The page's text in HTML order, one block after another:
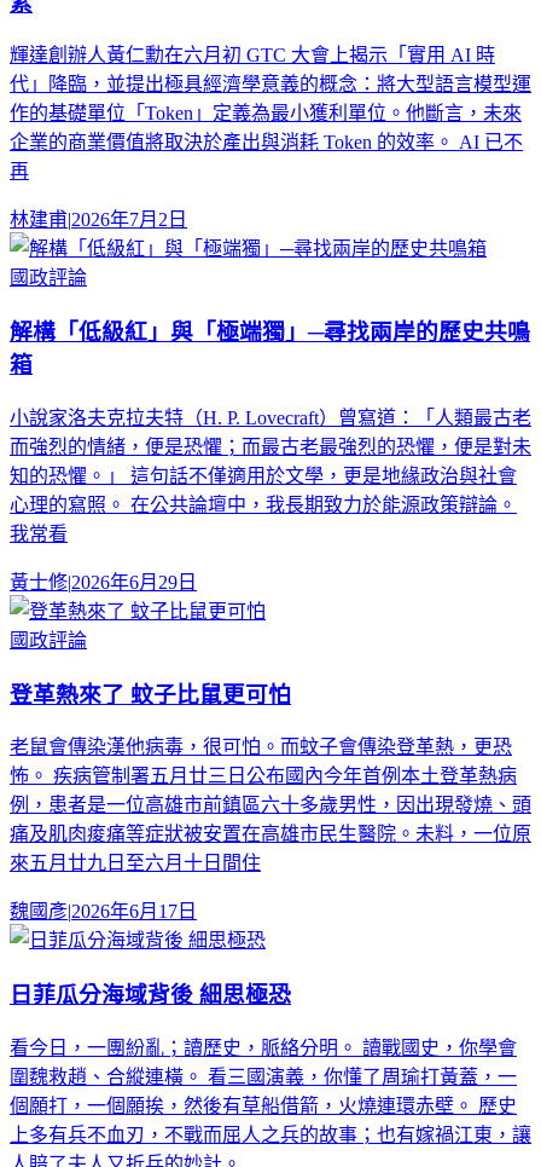
輝達創辦人黃仁勳在六月初 GTC 大會上揭示「實用 AI 時
代」降臨，並提出極具經濟學意義的概念：將大型語言模型運
作的基礎單位「Token」定義為最小獲利單位。他斷言，未來
企業的商業價值將取決於產出與消耗 Token 的效率。 AI 已不
再
林建甫|2026年7月2日
國政評論
解構「低級紅」與「極端獨」─尋找兩岸的歷史共鳴
箱
小說家洛夫克拉夫特（H. P. Lovecraft）曾寫道：「人類最古老
而強烈的情緒，便是恐懼；而最古老最強烈的恐懼，便是對未
知的恐懼。」 這句話不僅適用於文學，更是地緣政治與社會
心理的寫照。 在公共論壇中，我長期致力於能源政策辯論。
我常看
黃士修|2026年6月29日
國政評論
登革熱來了 蚊子比鼠更可怕
老鼠會傳染漢他病毒，很可怕。而蚊子會傳染登革熱，更恐
怖。 疾病管制署五月廿三日公布國內今年首例本土登革熱病
例，患者是一位高雄市前鎮區六十多歲男性，因出現發燒、頭
痛及肌肉痠痛等症狀被安置在高雄市民生醫院。未料，一位原
來五月廿九日至六月十日間住
魏國彥|2026年6月17日
日菲瓜分海域背後 細思極恐
看今日，一團紛亂；讀歷史，脈絡分明。 讀戰國史，你學會
圍魏救趙、合縱連橫。 看三國演義，你懂了周瑜打黃蓋，一
個願打，一個願挨，然後有草船借箭，火燒連環赤壁。 歷史
上多有兵不血刃，不戰而屈人之兵的故事；也有嫁禍江東，讓